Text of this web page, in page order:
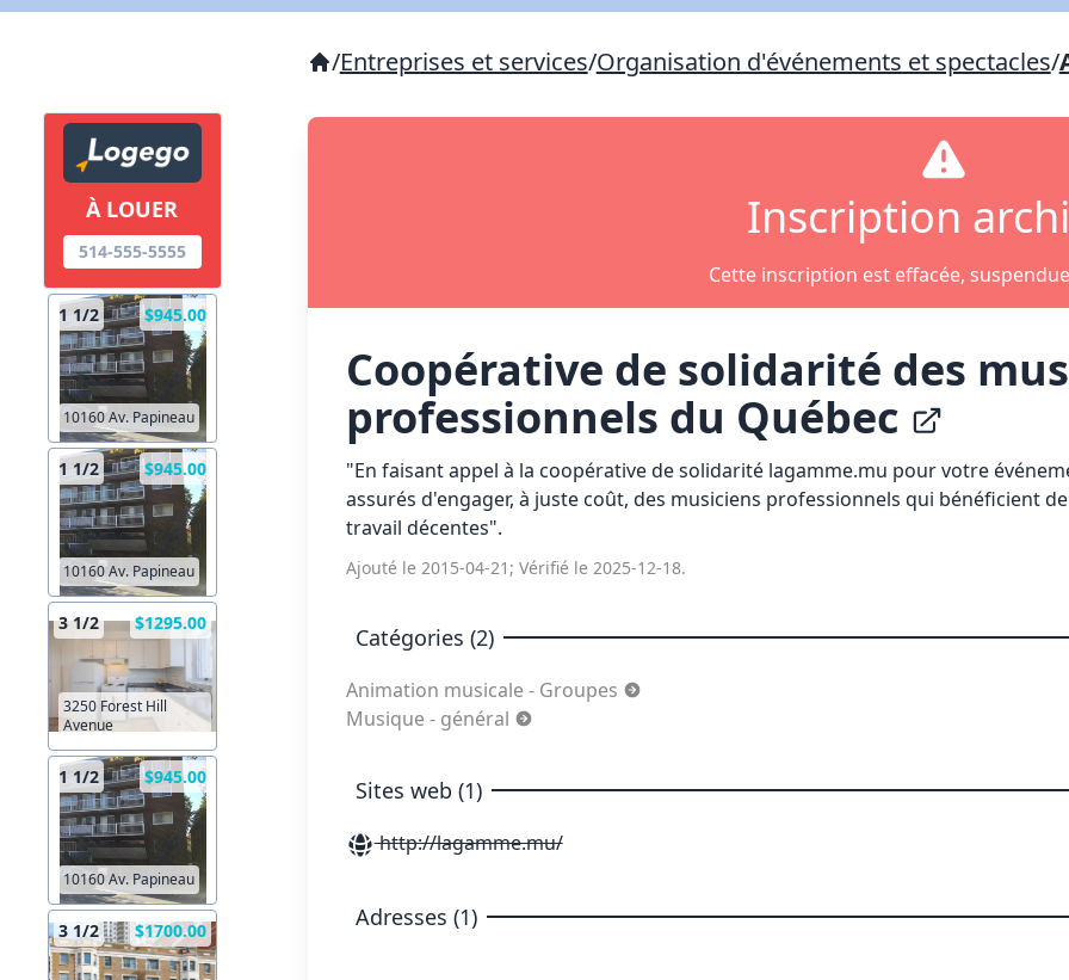
À LOUER
514-555-5555
1 1/2 $945.00
10160 Av. Papineau
1 1/2 $945.00
10160 Av. Papineau
3 1/2 $1295.00
3250 Forest Hill
Avenue
1 1/2 $945.00
10160 Av. Papineau
3 1/2 $1700.00
/Entreprises et services/Organisation d'événements et spectacles/
Inscription
Cette inscription est effacée,
Coopérative de solidarité des
professionnels du Québec
"En faisant appel à la coopérative de solidarité lagamme.mu pour votre
assurés d'engager, à juste coût, des musiciens professionnels qui bénéficient
travail décentes".
Ajouté le 2015-04-21; Vérifié le 2025-12-18.
Catégories (2)
Animation musicale - Groupes
Musique - général
Sites web (1)
http://lagamme.mu/
Adresses (1)
Lien vers inscription (sera inclus dans courriel)
X Fermer Envoyez